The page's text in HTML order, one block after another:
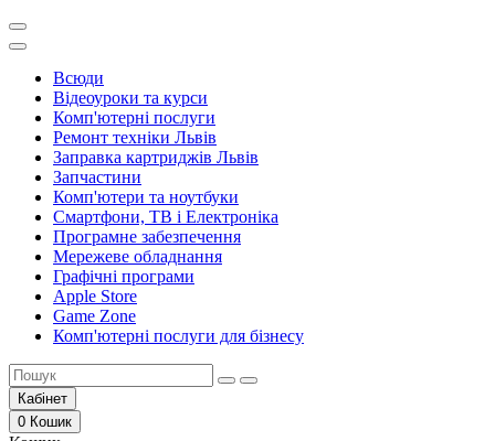
Всюди
Відеоуроки та курси
Комп'ютерні послуги
Ремонт техніки Львів
Заправка картриджів Львів
Запчастини
Комп'ютери та ноутбуки
Смартфони, ТВ і Електроніка
Програмне забезпечення
Мережеве обладнання
Графічні програми
Apple Store
Game Zone
Комп'ютерні послуги для бізнесу
Кабінет
0 Кошик